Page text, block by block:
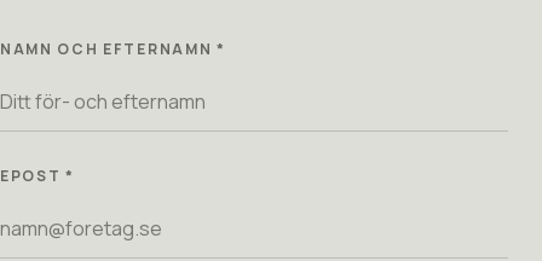
NAMN OCH EFTERNAMN *
EPOST *